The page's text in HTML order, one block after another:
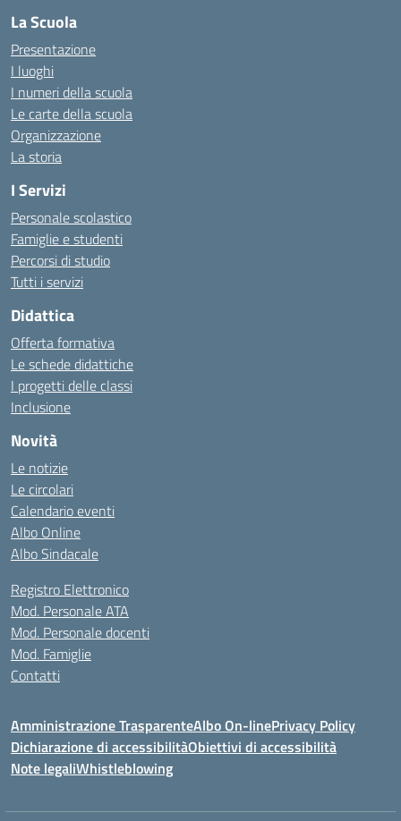
La Scuola
Presentazione
I luoghi
I numeri della scuola
Le carte della scuola
Organizzazione
La storia
I Servizi
Personale scolastico
Famiglie e studenti
Percorsi di studio
Tutti i servizi
Didattica
Offerta formativa
Le schede didattiche
I progetti delle classi
Inclusione
Novità
Le notizie
Le circolari
Calendario eventi
Albo Online
Albo Sindacale
Registro Elettronico
Mod. Personale ATA
Mod. Personale docenti
Mod. Famiglie
Contatti
Amministrazione TrasparenteAlbo On-linePrivacy Policy
Dichiarazione di accessibilitàObiettivi di accessibilità
Note legaliWhistleblowing